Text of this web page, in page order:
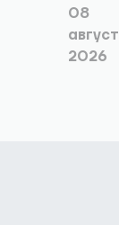
08
2026